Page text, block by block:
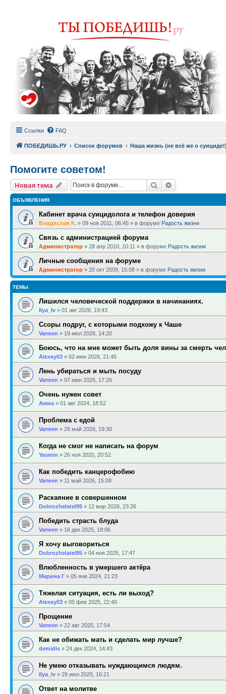
Ссылки FAQ
ПОБЕДИШЬ.РУ Список форумов Наша жизнь (не всё же о суициде!)
Помогите советом!
Новая тема Поиск
ОБЪЯВЛЕНИЯ
Кабинет врача суицидолога и телефон доверия
Владислав К. » 09 ноя 2011, 06:45 » в форуме Радость жизни
Связь с администрацией форума
Администратор » 28 апр 2010, 10:11 » в форуме Радость жизни
Личные сообщения на форуме
Администратор » 20 окт 2009, 15:08 » в форуме Радость жизни
ТЕМЫ
Лишился человеческой поддержки в начинаниях.
Ilya_Iv » 01 авг 2026, 19:43
Ссоры подруг, с которыми подхожу к Чаше
Varwen » 19 июл 2026, 14:20
Боюсь, что на мне может быть доля вины за смерть
Alexey03 » 02 июн 2026, 21:45
Лень убираться и мыть посуду
Varwen » 07 июн 2026, 17:26
Очень нужен совет
Аюна » 01 авг 2024, 18:52
Проблема с едой
Varwen » 26 май 2026, 19:30
Когда не смог не написать на форум
Yasmin » 26 ноя 2020, 20:52
Как победить канцерофобию
Varwen » 11 май 2026, 15:08
Раскаяние в совершенном
Dobrozhelatel95 » 12 мар 2026, 23:26
Победить страсть блуда
Varwen » 16 дек 2025, 18:06
Я хочу выговориться
Dobrozhelatel95 » 04 ноя 2025, 17:47
Влюбленность в умершего актёра
Марина Г » 05 янв 2024, 21:23
Тяжелая ситуация, есть ли выход?
Alexey03 » 05 фев 2025, 22:40
Прощение
Varwen » 22 авг 2025, 17:54
Как не обижать мать и сделать мир лучше?
demidis » 24 дек 2024, 14:43
Не умею отказывать нуждающимся людям.
Ilya_Iv » 29 июл 2025, 16:21
Ответ на молитве